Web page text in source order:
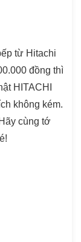
từ Hitachi
đồng thì
HITACHI
không kém.
cùng tớ